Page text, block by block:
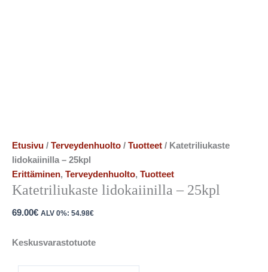
Etusivu / Terveydenhuolto / Tuotteet / Katetriliukaste
lidokaiinilla – 25kpl
Erittäminen, Terveydenhuolto, Tuotteet
Katetriliukaste lidokaiinilla – 25kpl
69.00€ ALV 0%: 54.98€
Keskusvarastotuote